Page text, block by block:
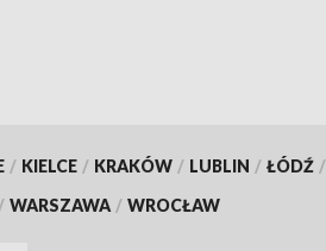
/ KIELCE / KRAKÓW / LUBLIN / ŁÓDŹ /
/ WARSZAWA / WROCŁAW